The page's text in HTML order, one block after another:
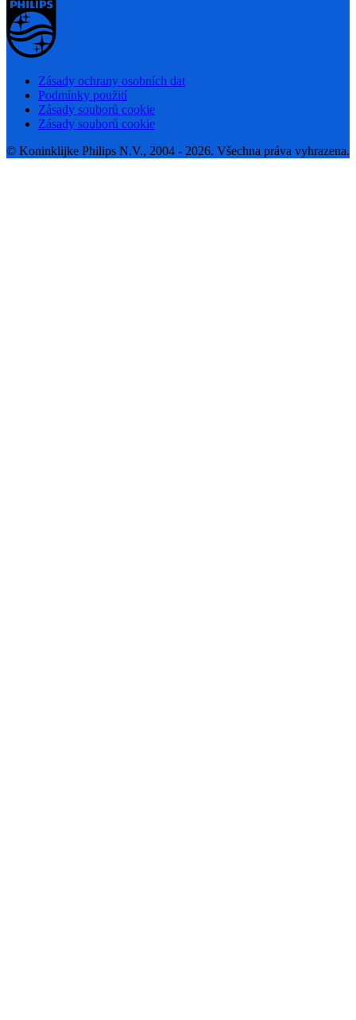
Zásady ochrany osobních dat
Podmínky použití
Zásady souborů cookie
Zásady souborů cookie
© Koninklijke Philips N.V., 2004 - 2026. Všechna práva vyhrazena.